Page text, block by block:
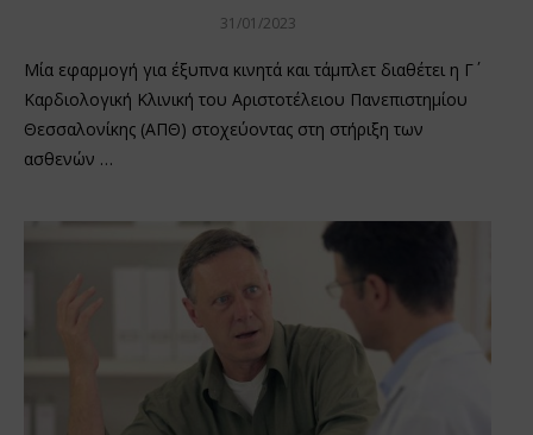
31/01/2023
Μία εφαρμογή για έξυπνα κινητά και τάμπλετ διαθέτει η Γ΄
Καρδιολογική Κλινική του Αριστοτέλειου Πανεπιστημίου
Θεσσαλονίκης (ΑΠΘ) στοχεύοντας στη στήριξη των
ασθενών …